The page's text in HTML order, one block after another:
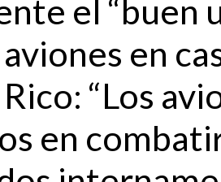
el “buen
en
“Los
en